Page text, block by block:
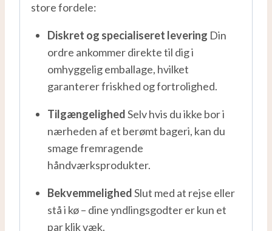
store fordele:
Diskret og specialiseret levering Din
ordre ankommer direkte til dig i
omhyggelig emballage, hvilket
garanterer friskhed og fortrolighed.
TilgængelighedSelv hvis du ikke bor i
nærheden af et berømt bageri, kan du
smage fremragende
håndværksprodukter.
BekvemmelighedSlut med at rejse eller
stå i kø – dine yndlingsgodter er kun et
par klik væk.